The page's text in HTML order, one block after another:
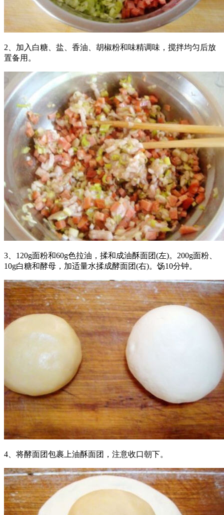
2、加入白糖、盐、香油、胡椒粉和味精调味，搅拌均匀后放
置备用。
3、120g面粉和60g色拉油，揉和成油酥面团(左)。200g面粉、
10g白糖和酵母，加适量水揉成酵面团(右)。饧10分钟。
4、将酵面团包裹上油酥面团，注意收口朝下。